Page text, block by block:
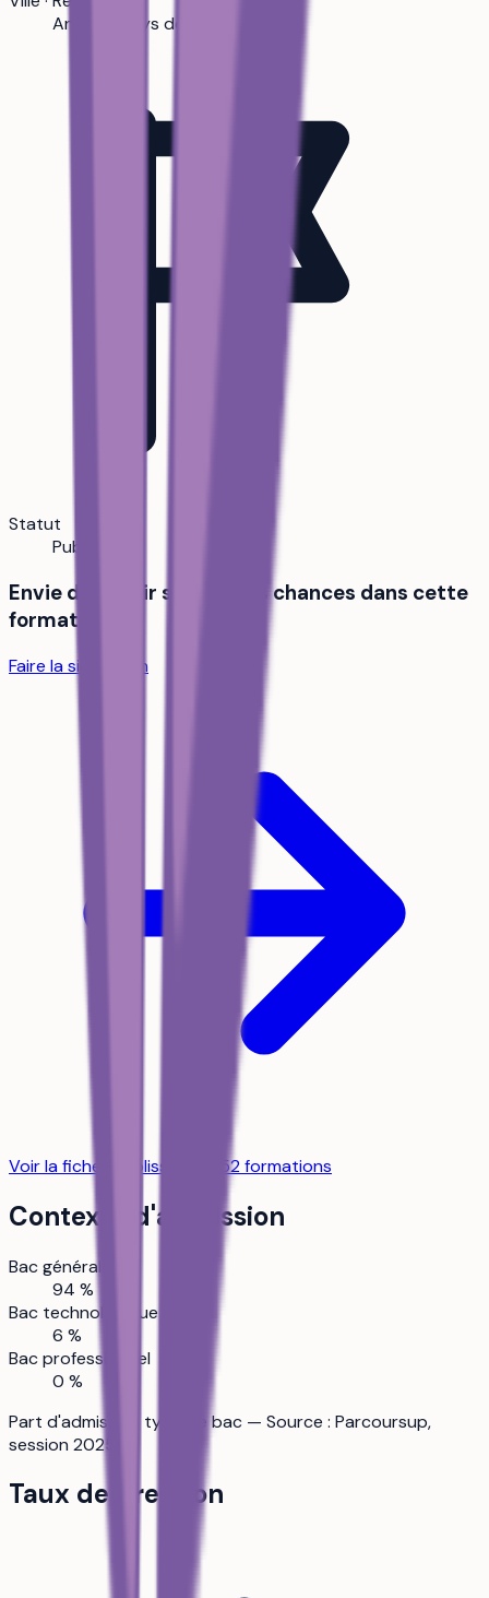
Angers · Pays de la Loire
Statut
Public
Envie de savoir si tu as tes chances dans cette
formation ?
Faire la simulation
Voir la fiche établissement 52formations
Contexte d'admission
Bac général
94 %
Bac technologique
6 %
Bac professionnel
0 %
Part d'admis par type de bac — Source : Parcoursup,
session 2025.
Taux de pression